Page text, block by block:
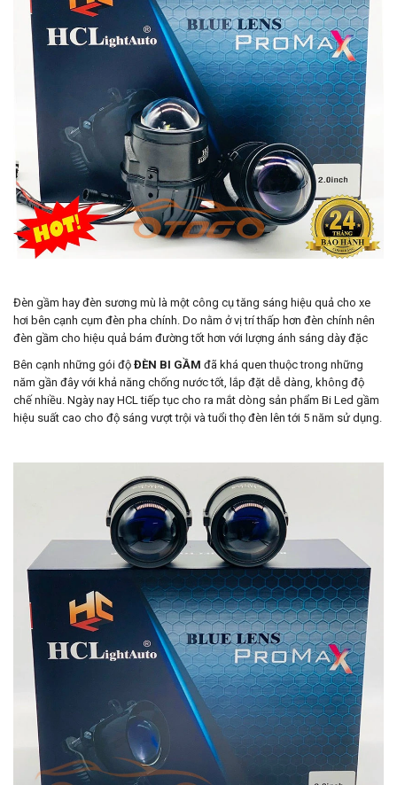
Đèn gầm hay đèn sương mù là một công cụ tăng sáng hiệu quả cho xe
hơi bên cạnh cụm đèn pha chính. Do nằm ở vị trí thấp hơn đèn chính nên
đèn gầm cho hiệu quả bám đường tốt hơn với lượng ánh sáng dày đặc
Bên cạnh những gói độ ĐÈN BI GẦM đã khá quen thuộc trong những
năm gần đây với khả năng chống nước tốt, lắp đặt dễ dàng, không độ
chế nhiều. Ngày nay HCL tiếp tục cho ra mắt dòng sản phẩm Bi Led gầm
hiệu suất cao cho độ sáng vượt trội và tuổi thọ đèn lên tới 5 năm sử dụng.